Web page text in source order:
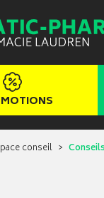
conseil Conseils